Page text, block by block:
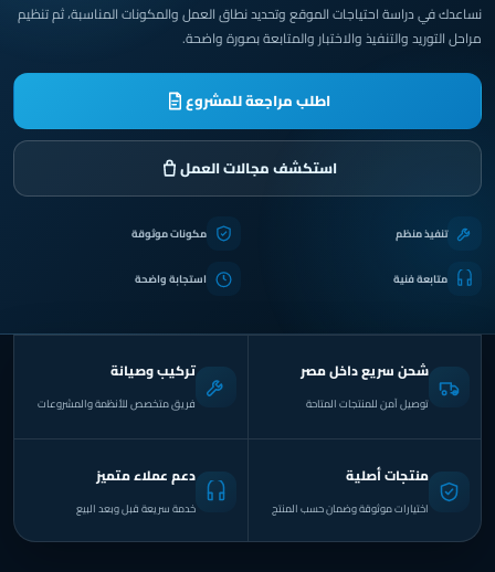
نساعدك في دراسة احتياجات الموقع وتحديد نطاق العمل والمكونات المناسبة، ثم تنظيم
مراحل التوريد والتنفيذ والاختبار والمتابعة بصورة واضحة.
اطلب مراجعة للمشروع
استكشف مجالات العمل
تنفيذ منظم مكونات موثوقة
متابعة فنية استجابة واضحة
شحن سريع داخل مصر
توصيل آمن للمنتجات المتاحة
تركيب وصيانة
فريق متخصص للأنظمة والمشروعات
منتجات أصلية
اختيارات موثوقة وضمان حسب المنتج
دعم عملاء متميز
خدمة سريعة قبل وبعد البيع